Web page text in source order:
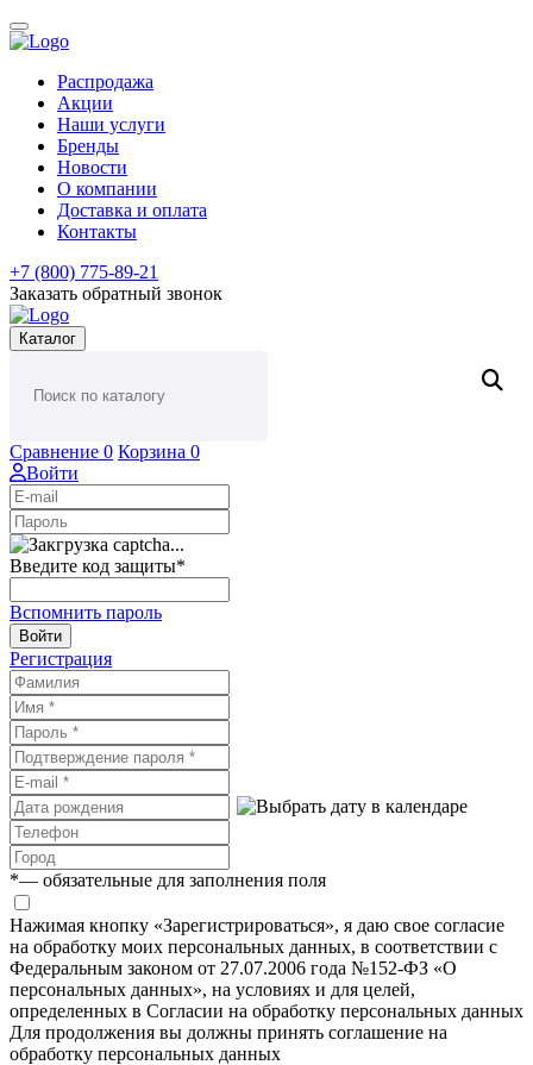
Распродажа
Акции
Наши услуги
Бренды
Новости
О компании
Доставка и оплата
Контакты
+7 (800) 775-89-21
Заказать обратный звонок
Каталог
Сравнение 0 Корзина 0
Войти
Введите код защиты*
Вспомнить пароль
Войти
Регистрация
*— обязательные для заполнения поля
Нажимая кнопку «Зарегистрироваться», я даю свое согласие
на обработку моих персональных данных, в соответствии с
Федеральным законом от 27.07.2006 года №152-ФЗ «О
персональных данных», на условиях и для целей,
определенных в Согласии на обработку персональных данных
Для продолжения вы должны принять соглашение на
обработку персональных данных